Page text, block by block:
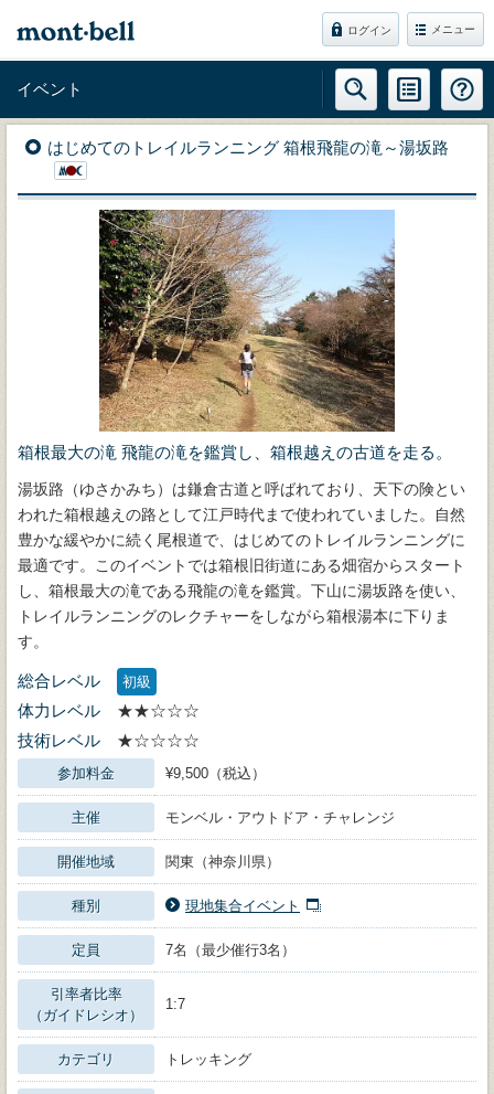
ログイン メニュー
イベント
はじめてのトレイルランニング 箱根飛龍の滝～湯坂路
箱根最大の滝 飛龍の滝を鑑賞し、箱根越えの古道を走る。
湯坂路（ゆさかみち）は鎌倉古道と呼ばれており、天下の険とい
われた箱根越えの路として江戸時代まで使われていました。自然
豊かな緩やかに続く尾根道で、はじめてのトレイルランニングに
最適です。このイベントでは箱根旧街道にある畑宿からスタート
し、箱根最大の滝である飛龍の滝を鑑賞。下山に湯坂路を使い、
トレイルランニングのレクチャーをしながら箱根湯本に下りま
す。
総合レベル 初級
体力レベル
★★☆☆☆
技術レベル
★☆☆☆☆
参加料金 ¥9,500（税込）
主催 モンベル・アウトドア・チャレンジ
開催地域 関東（神奈川県）
種別 現地集合イベント
定員 7名（最少催行3名）
引率者比率
（ガイドレシオ）
1:7
カテゴリ トレッキング